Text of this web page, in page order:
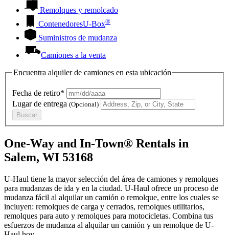
Remolques y remolcado
ContenedoresU-Box®
Suministros de mudanza
Camiones a la venta
Encuentra alquiler de camiones en esta ubicación
Fecha de retiro*
Lugar de entrega (Opcional)
Buscar
One-Way and In-Town® Rentals in
Salem, WI 53168
U-Haul tiene la mayor selección del área de camiones y remolques
para mudanzas de ida y en la ciudad. U-Haul ofrece un proceso de
mudanza fácil al alquilar un camión o remolque, entre los cuales se
incluyen: remolques de carga y cerrados, remolques utilitarios,
remolques para auto y remolques para motocicletas. Combina tus
esfuerzos de mudanza al alquilar un camión y un remolque de U-